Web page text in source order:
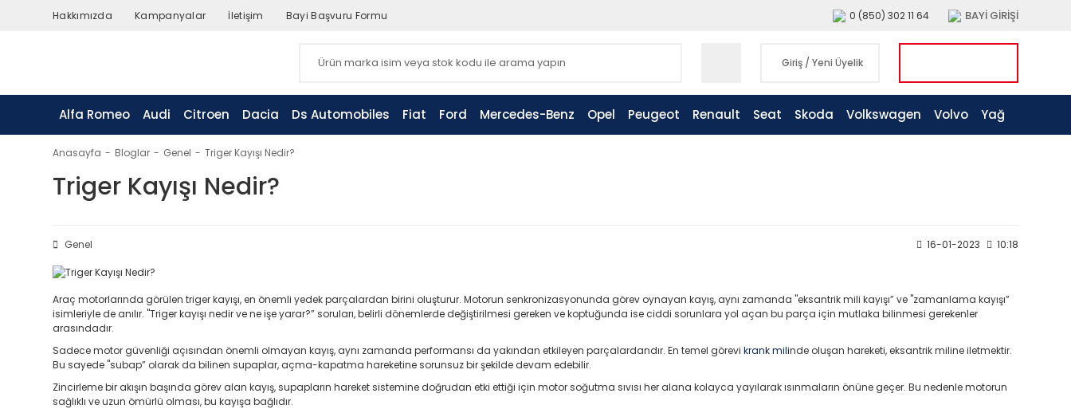
Hakkımızda Kampanyalar İletişim Bayi Başvuru Formu 0 (850) 302 11 64 BAYİ GİRİŞİ
Giriş / Yeni Üyelik
Alfa Romeo Audi Citroen Dacia Ds Automobiles Fiat Ford Mercedes-Benz Opel Peugeot Renault Seat Skoda Volkswagen Volvo Yağ
Anasayfa Bloglar Genel Triger Kayışı Nedir?
Triger Kayışı Nedir?
Genel 16-01-2023 10:18
Araç motorlarında görülen triger kayışı, en önemli yedek parçalardan birini oluşturur. Motorun senkronizasyonunda görev oynayan kayış, aynı zamanda "eksantrik mili kayışı” ve "zamanlama kayışı”
isimleriyle de anılır. "Triger kayışı nedir ve ne işe yarar?” soruları, belirli dönemlerde değiştirilmesi gereken ve koptuğunda ise ciddi sorunlara yol açan bu parça için mutlaka bilinmesi gerekenler
arasındadır.
Sadece motor güvenliği açısından önemli olmayan kayış, aynı zamanda performansı da yakından etkileyen parçalardandır. En temel görevi krank milinde oluşan hareketi, eksantrik miline iletmektir.
Bu sayede "subap” olarak da bilinen supaplar, açma-kapatma hareketine sorunsuz bir şekilde devam edebilir.
Zincirleme bir akışın başında görev alan kayış, supapların hareket sistemine doğrudan etki ettiği için motor soğutma sıvısı her alana kolayca yayılarak ısınmaların önüne geçer. Bu nedenle motorun
sağlıklı ve uzun ömürlü olması, bu kayışa bağlıdır.